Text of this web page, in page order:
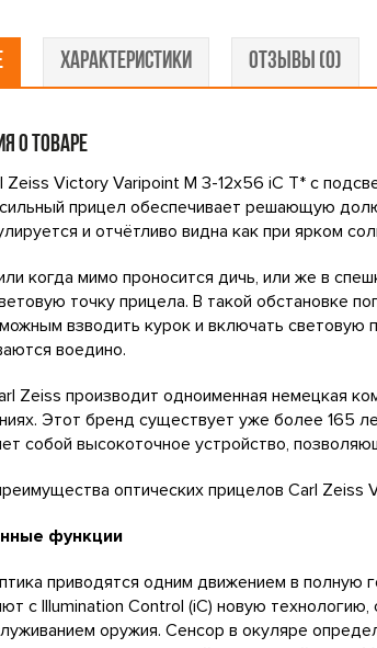
ХАРАКТЕРИСТИКИ ОТЗЫВЫ (0)
О ТОВАРЕ
Victory Varipoint M 3-12x56 iC T* с
прицел обеспечивает решающую
и отчётливо видна как при ярком
когда мимо проносится дичь, или же в
точку прицела. В такой обстановке
взводить курок и включать
воедино.
Zeiss производит одноименная немецкая
Этот бренд существует уже более 165
собой высокоточное устройство,
оптических прицелов Carl Zeiss
функции
приводятся одним движением в полную
с Illumination Control (iC) новую
оружия. Сенсор в окуляре